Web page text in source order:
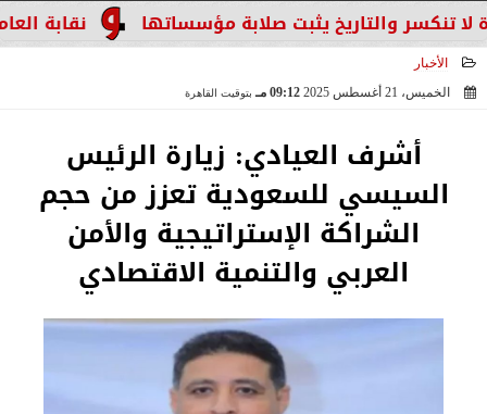
نقابة والتاريخ يثبت صلابة مؤسساتها
الأخبار
الخميس، 21 أغسطس 2025
09:12 مـ بتوقيت القاهرة
أشرف العيادي: زيارة الرئيس
السيسي للسعودية تعزز من حجم
الشراكة الإستراتيجية والأمن
العربي والتنمية الاقتصادي